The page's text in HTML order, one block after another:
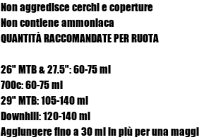
Non aggredisce cerchi e coperture
Non contiene ammoniaca
QUANTITÀ RACCOMANDATE PER RUOTA
26" MTB & 27.5": 60-75 ml
700c: 60-75 ml
29" MTB: 105-140 ml
Downhill: 120-140 ml
Aggiungere fino a 30 ml in più per una